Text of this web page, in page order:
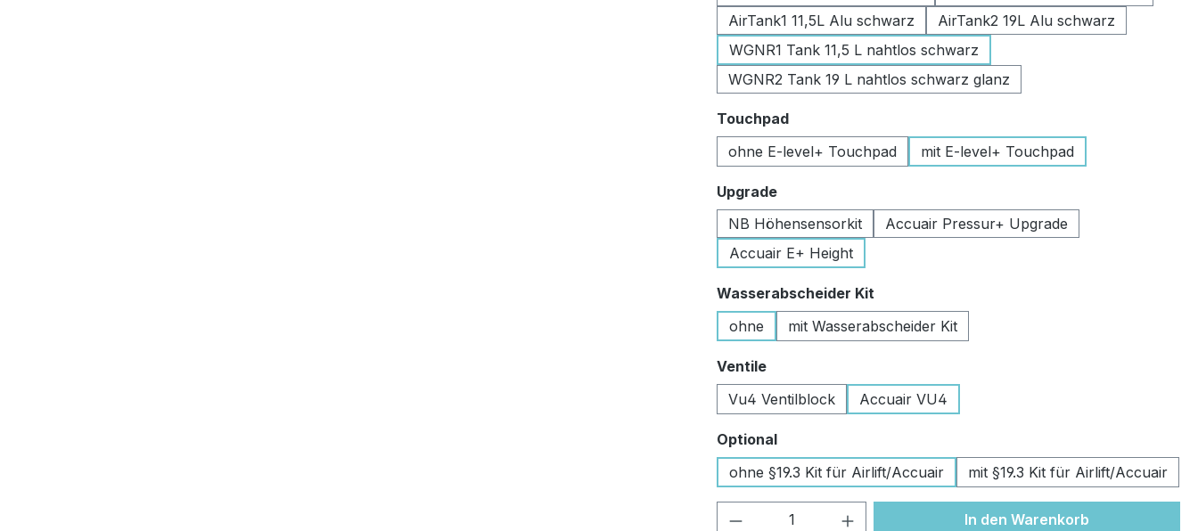
AirTank1 11,5L Alu schwarz
AirTank2 19L Alu schwarz
WGNR1 Tank 11,5 L nahtlos schwarz
WGNR2 Tank 19 L nahtlos schwarz glanz
Touchpadauswählen
ohne E-level+ Touchpad
mit E-level+ Touchpad
Upgradeauswählen
NB Höhensensorkit
Accuair Pressur+ Upgrade
Accuair E+ Height
Wasserabscheider Kit
ohne
mit Wasserabscheider Kit
Ventileauswählen
Vu4 Ventilblock
Accuair VU4
Optionalauswählen
ohne §19.3 Kit für Airlift/Accuair
mit §19.3 Kit für Airlift/Accuair
Produkt Anzahl: Gib den gewünschten Wert
In den Warenkorb